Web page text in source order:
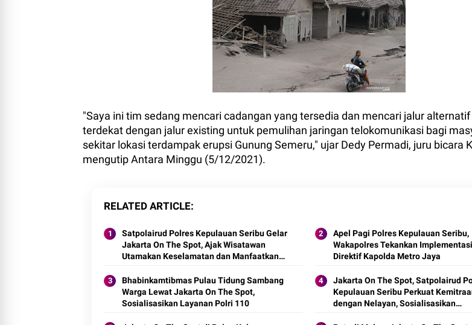
"Saya ini tim sedang mencari cadangan yang tersedia dan mencari jalur alternatif
terdekat dengan jalur existing untuk pemulihan jaringan telokomunikasi bagi
sekitar lokasi terdampak erupsi Gunung Semeru," ujar Dedy Permadi, juru bicara
mengutip Antara Minggu (5/12/2021).
RELATED ARTICLE
Satpolairud Polres Kepulauan Seribu Gelar
Jakarta On The Spot, Ajak Wisatawan
Utamakan Keselamatan dan Manfaatkan
Apel Pagi Polres Kepulauan Seribu,
Wakapolres Tekankan Implementasi
Direktif Kapolda Metro Jaya
Bhabinkamtibmas Pulau Tidung Sambang
Warga Lewat Jakarta On The Spot,
Sosialisasikan Layanan Polri 110
Jakarta On The Spot, Satpolairud
Kepulauan Seribu Perkuat
dengan Nelayan, Sosialisasikan